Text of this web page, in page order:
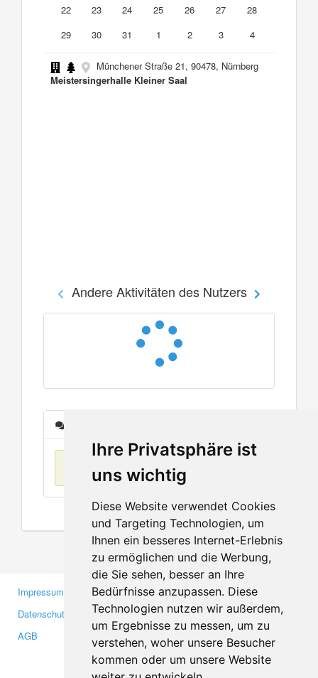
Ihre Privatsphäre ist
uns wichtig
Diese Website verwendet Cookies
und Targeting Technologien, um
Ihnen ein besseres Internet-Erlebnis
zu ermöglichen und die Werbung,
die Sie sehen, besser an Ihre
Bedürfnisse anzupassen. Diese
Technologien nutzen wir außerdem,
um Ergebnisse zu messen, um zu
verstehen, woher unsere Besucher
kommen oder um unsere Website
22
23 24 25 26 27
28
29
30 31 1 2 3 4
Münchener Straße 21, 90478, Nürnberg
Meistersingerhalle Kleiner Saal
Andere Aktivitäten des Nutzers
Keine Einträge
Impressum
Datenschutzerklärung
AGB
Gewerbetreibende
Investoren
Medien